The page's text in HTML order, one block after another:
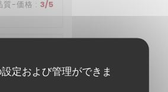
定および管理ができま
質-価格 : 3/5
品質-価格 : /5